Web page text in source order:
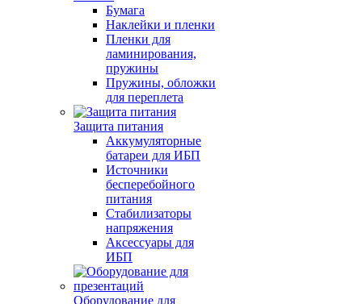
Бумага
Наклейки и пленки
Пленки для
ламинирования,
пружины
Пружины, обложки
для переплета
Защита питания
Аккумуляторные
батареи для ИБП
Источники
бесперебойного
питания
Стабилизаторы
напряжения
Аксессуары для
ИБП
Оборудование для